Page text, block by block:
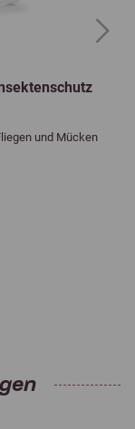
und Mücken
Next